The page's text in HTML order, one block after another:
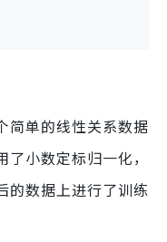
简单的线性关系数据
了小数定标归一化，
的数据上进行了训练